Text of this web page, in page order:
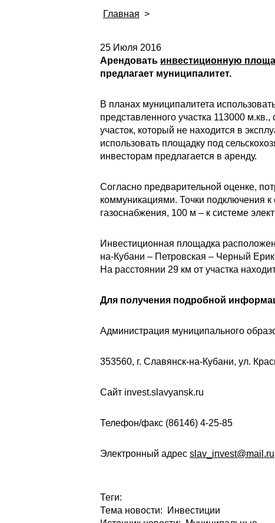
Главная >
25 Июля 2016
Арендовать инвестиционную
предлагает муниципалитет.
В планах муниципалитета
представленного участка 113000
участок, который не находится в
использовать площадку под
инвесторам предлагается в аренду.
Согласно предварительной оценке,
коммуникациями. Точки подключения
газоснабжения, 100 м – к системе
Инвестиционная площадка
на-Кубани – Петровская – Черный
На расстоянии 29 км от участка
Для получения подробной
Администрация муниципального
353560, г. Славянск-на-Кубани, ул.
Сайт invest.slavyansk.ru
Телефон/факс (86146) 4-25-85
Электронный адрес slav_invest@mail.ru
Теги:
Тема новости: Инвестиции